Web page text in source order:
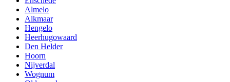
Almelo
Alkmaar
Hengelo
Heerhugowaard
Den Helder
Hoorn
Nijverdal
Wognum